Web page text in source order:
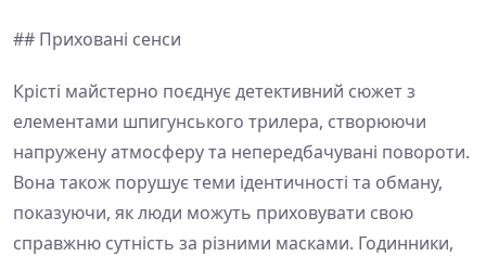
## Приховані сенси
Крісті майстерно поєднує детективний сюжет з
елементами шпигунського трилера, створюючи
напружену атмосферу та непередбачувані повороти.
Вона також порушує теми ідентичності та обману,
показуючи, як люди можуть приховувати свою
справжню сутність за різними масками. Годинники,